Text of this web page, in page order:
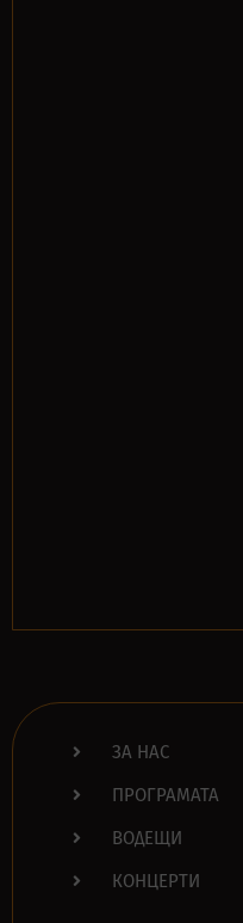
ЗА НАС
ПРОГРАМАТА
ВОДЕЩИ
КОНЦЕРТИ